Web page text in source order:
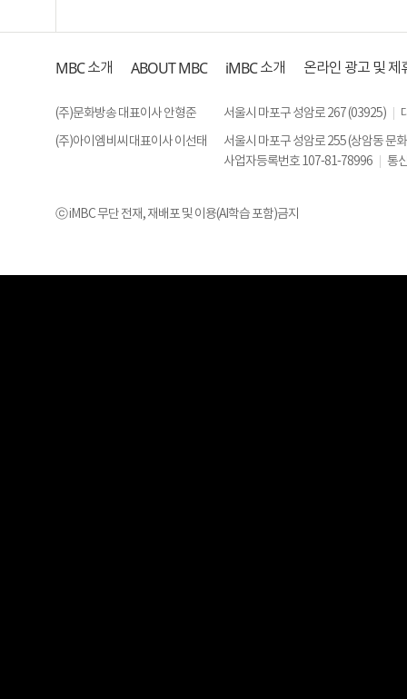
MBC소개 ABOUT MBC iMBC소개 온라인 광고 및 제
(주)문화방송 대표이사 안형준 서울시 마포구 성암로 267 (03925)
(주)아이엠비씨 대표이사 이선태
서울시 마포구 성암로 255 (상암동 문
사업자등록번호 107-81-78996
통
ⓒ iMBC 무단 전재, 재배포 및 이용(AI학습 포함)금지